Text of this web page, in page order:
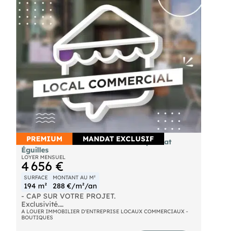
individuel
Tarif mensuel à partir de 550 Euros TTC (parking
possible en sus)
PREMIUM MANDAT EXCLUSIF
A louer local commercial 194m² empl strat
Éguilles
LOYER MENSUEL
4 656 €
SURFACE
194 m²
MONTANT AU M²
288 €/m²/an
- CAP SUR VOTRE PROJET.
Exclusivité.
Développez votre activité au sein d'un
environnement commercial dynamique bénéficiant
A LOUER IMMOBILIER D'ENTREPRISE LOCAUX COMMERCIAUX -
BOUTIQUES